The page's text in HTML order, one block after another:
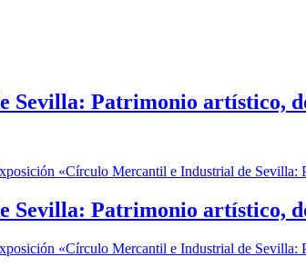
Sevilla: Patrimonio artístico,
«Círculo Mercantil e Industrial de Sevilla:
Sevilla: Patrimonio artístico,
«Círculo Mercantil e Industrial de Sevilla: